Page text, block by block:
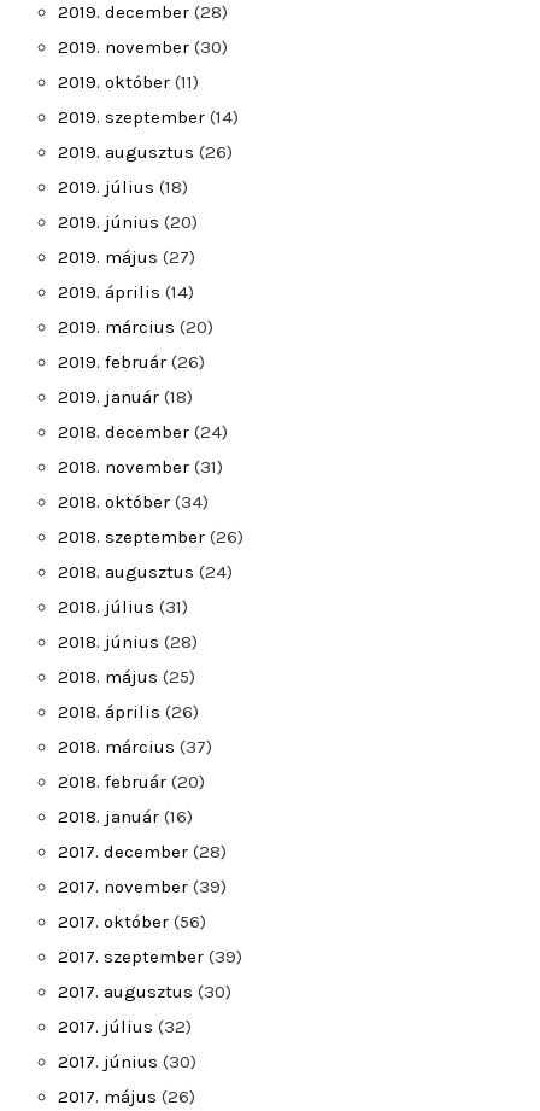
2019. december (28)
2019. november (30)
2019. október (11)
2019. szeptember (14)
2019. augusztus (26)
2019. július (18)
2019. június (20)
2019. május (27)
2019. április (14)
2019. március (20)
2019. február (26)
2019. január (18)
2018. december (24)
2018. november (31)
2018. október (34)
2018. szeptember (26)
2018. augusztus (24)
2018. július (31)
2018. június (28)
2018. május (25)
2018. április (26)
2018. március (37)
2018. február (20)
2018. január (16)
2017. december (28)
2017. november (39)
2017. október (56)
2017. szeptember (39)
2017. augusztus (30)
2017. július (32)
2017. június (30)
2017. május (26)